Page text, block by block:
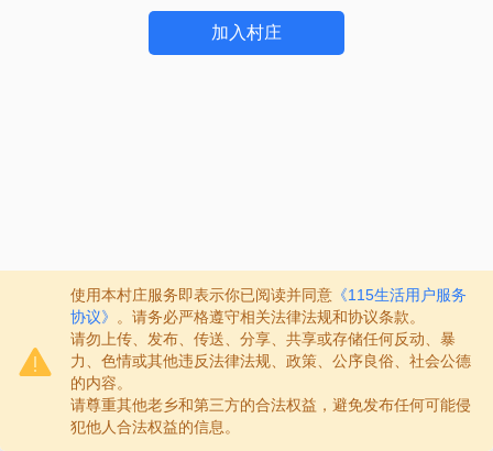
加入村庄
使用本村庄服务即表示你已阅读并同意 《115生活用户服务
协议》
。请务必严格遵守相关法律法规和协议条款。
请勿上传、发布、传送、分享、共享或存储任何反动、暴
力、色情或其他违反法律法规、政策、公序良俗、社会公德
的内容。
请尊重其他老乡和第三方的合法权益，避免发布任何可能侵
犯他人合法权益的信息。